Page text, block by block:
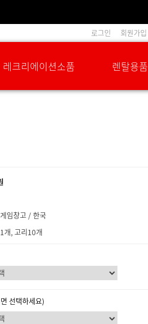
로그인 회원가입
레크리에이션소품 렌탈용품
임창고 / 한국
개, 고리10개
선택하세요)